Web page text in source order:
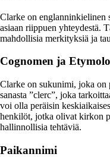
Clarke on englanninkielinen
asiaan riippuen yhteydestä.
mahdollisia merkityksiä ja
Cognomen ja
Clarke on sukunimi, joka on
sanasta ”clerc”, joka
voi olla peräisin
henkilöt, jotka olivat kirkon
hallinnollisia tehtäviä.
Paikannimi